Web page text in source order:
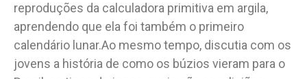
reproduções da calculadora primitiva em argila,
aprendendo que ela foi também o primeiro
calendário lunar.Ao mesmo tempo, discutia com os
jovens a história de como os búzios vieram para o